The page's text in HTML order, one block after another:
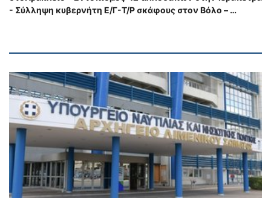
- Σύλληψη κυβερνήτη Ε/Γ-Τ/Ρ σκάφους στον Βόλο – …